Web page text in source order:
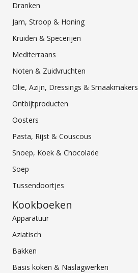
Dranken
Jam, Stroop & Honing
Kruiden & Specerijen
Mediterraans
Noten & Zuidvruchten
Olie, Azijn, Dressings & Smaakmakers
Ontbijtproducten
Oosters
Pasta, Rijst & Couscous
Snoep, Koek & Chocolade
Soep
Tussendoortjes
Kookboeken
Apparatuur
Aziatisch
Bakken
Basis koken & Naslagwerken